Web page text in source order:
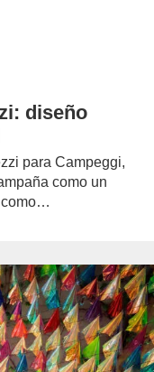
diseño
para Campeggi,
como un
como…